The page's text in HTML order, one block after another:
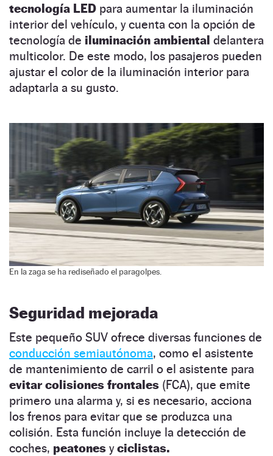
tecnología LED para aumentar la iluminación
interior del vehículo, y cuenta con la opción de
tecnología de iluminación ambiental delantera
multicolor. De este modo, los pasajeros pueden
ajustar el color de la iluminación interior para
adaptarla a su gusto.
En la zaga se ha rediseñado el paragolpes.
Seguridad mejorada
Este pequeño SUV ofrece diversas funciones de
conducción semiautónoma, como el asistente
de mantenimiento de carril o el asistente para
evitar colisiones frontales (FCA), que emite
primero una alarma y, si es necesario, acciona
los frenos para evitar que se produzca una
colisión. Esta función incluye la detección de
coches, peatones yciclistas.